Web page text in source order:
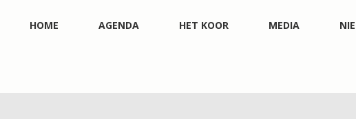
HOME AGENDA HET KOOR MEDIA